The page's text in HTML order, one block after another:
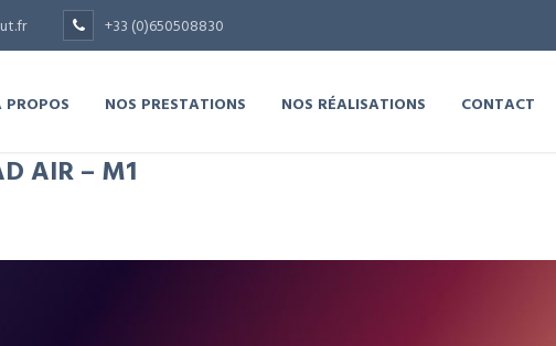
+33 (0)650508830
PROPOS NOS PRESTATIONS NOS RÉALISATIONS CONTACT
AIR – M1